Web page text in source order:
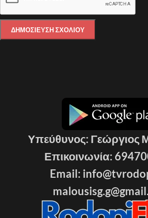
Υπεύθυνος: Γεώργιος
Επικοινωνία:
Email: